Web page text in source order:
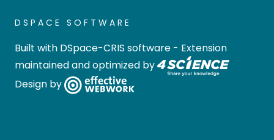
DSPACE SOFTWARE
Built with DSpace-CRIS software - Extension
maintained and optimized by
Design by